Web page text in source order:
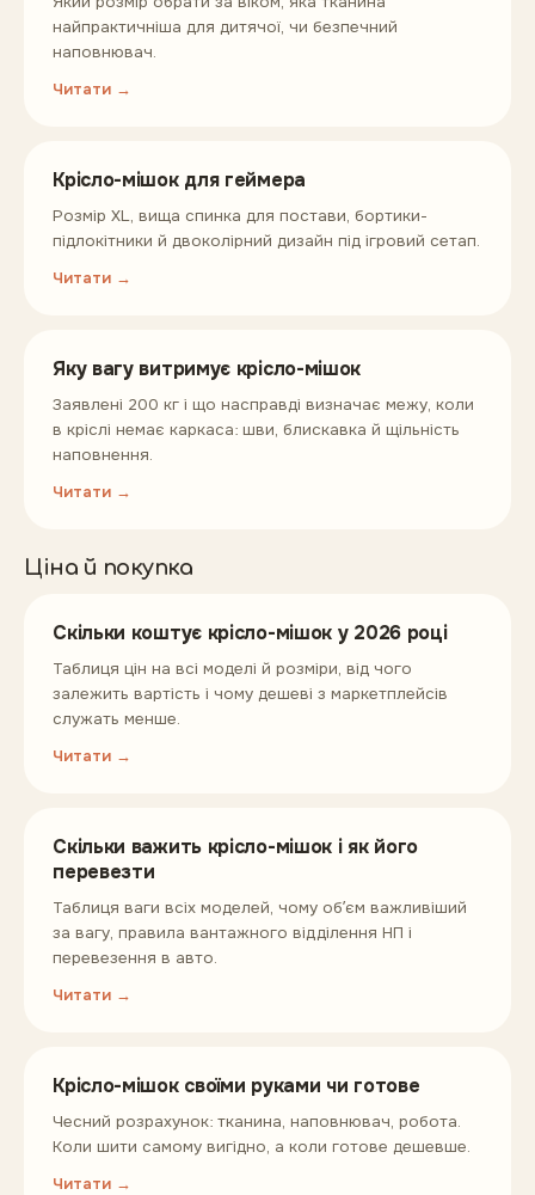
найпрактичніша для дитячої, чи безпечний
наповнювач.
Читати →
Крісло-мішок для геймера
Розмір XL, вища спинка для постави, бортики-
підлокітники й двоколірний дизайн під ігровий сетап.
Читати →
Яку вагу витримує крісло-мішок
Заявлені 200 кг і що насправді визначає межу, коли
в кріслі немає каркаса: шви, блискавка й щільність
наповнення.
Читати →
Ціна й покупка
Скільки коштує крісло-мішок у 2026 році
Таблиця цін на всі моделі й розміри, від чого
залежить вартість і чому дешеві з маркетплейсів
служать менше.
Читати →
Скільки важить крісло-мішок і як його
перевезти
Таблиця ваги всіх моделей, чому обʼєм важливіший
за вагу, правила вантажного відділення НП і
перевезення в авто.
Читати →
Крісло-мішок своїми руками чи готове
Чесний розрахунок: тканина, наповнювач, робота.
Коли шити самому вигідно, а коли готове дешевше.
Читати →